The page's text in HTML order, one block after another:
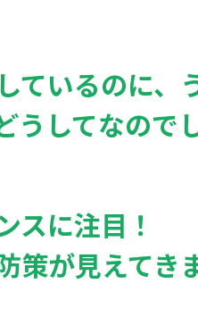
ているのに、
うしてなので
スに注目！
策が見えてき